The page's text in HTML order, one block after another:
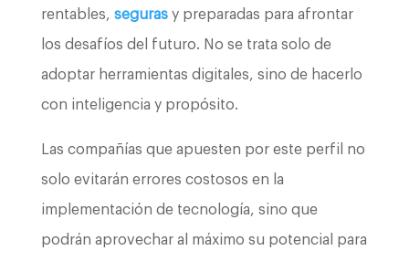
rentables, segurasy preparadas para afrontar
los desafíos del futuro. No se trata solo de
adoptar herramientas digitales, sino de hacerlo
con inteligencia y propósito.
Las compañías que apuesten por este perfil no
solo evitarán errores costosos en la
implementación de tecnología, sino que
podrán aprovechar al máximo su potencial para